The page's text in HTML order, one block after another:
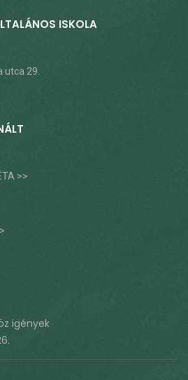
ISKOLA
utca 29.
>>
igények